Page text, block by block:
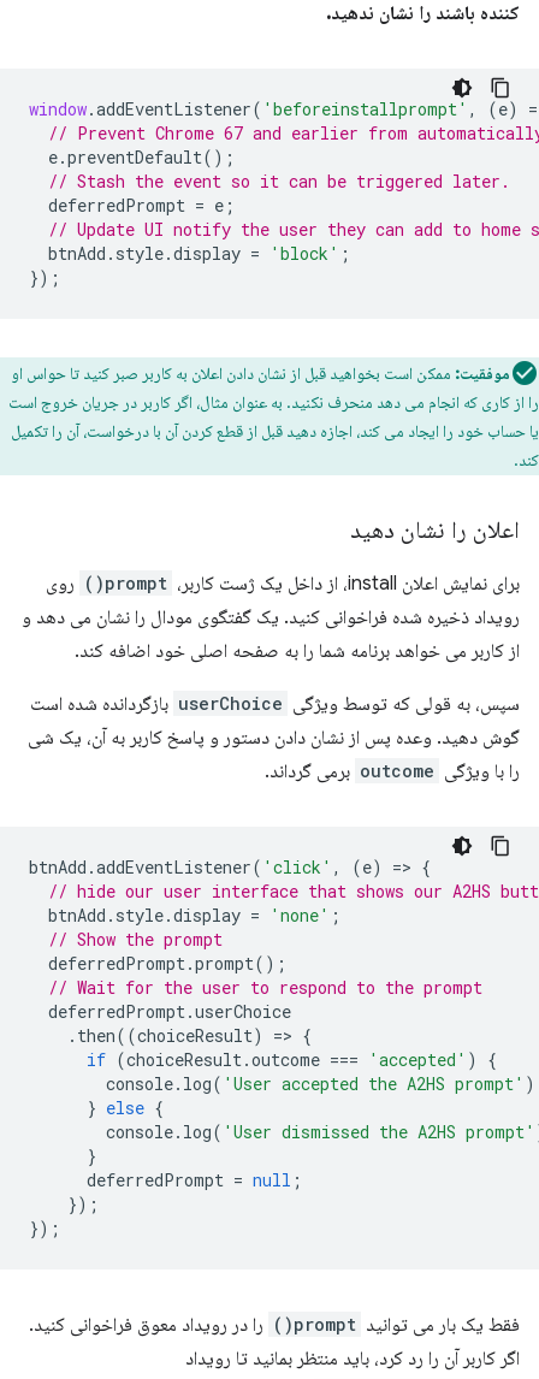
کننده باشند را نشان ندهید.
window.addEventListener( 'beforeinstallprompt' , (e) =
// Prevent Chrome 67 and earlier from
e.preventDefault();
// Stash the event so it can be triggered later.
deferredPrompt = e ;
// Update UI notify the user they can add to home
btnAdd . style.display = 'block' ;
});
موفقیت: ممکن است بخواهید قبل از نشان دادن اعلان به کاربر صبر کنید تا حواس او
را از کاری که انجام می دهد منحرف نکنید. به عنوان مثال، اگر کاربر در جریان خروج است
یا حساب خود را ایجاد می کند، اجازه دهید قبل از قطع کردن آن با درخواست، آن را تکمیل
کند.
اعلان را نشان دهید
برای نمایش اعلان install، از داخل یک ژست کاربر، prompt()
روی
رویداد ذخیره شده فراخوانی کنید. یک گفتگوی مودال را نشان می دهد و
از کاربر می خواهد برنامه شما را به صفحه اصلی خود اضافه کند.
سپس، به قولی که توسط ویژگی userChoice بازگردانده شده است
گوش دهید. وعده پس از نشان دادن دستور و پاسخ کاربر به آن، یک شی
را با ویژگی outcome برمی گرداند.
btnAdd .addEventListener( 'click' , (e) => {
// hide our user interface that shows our A2HS
btnAdd . style.display = 'none' ;
// Show the prompt
deferredPrompt.prompt();
// Wait for the user to respond to the prompt
deferredPrompt.userChoice
. then((choiceResult) => {
if (choiceResult.outcome === 'accepted' )
{
console. log( 'User accepted the A2HS prompt'
} else {
console. log( 'User dismissed the A2HS prompt'
}
deferredPrompt = null ;
});
});
فقط یک بار می توانید prompt()
را در رویداد معوق فراخوانی کنید.
اگر کاربر آن را رد کرد، باید منتظر بمانید تا رویداد